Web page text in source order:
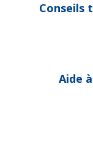
Conseils
Aide